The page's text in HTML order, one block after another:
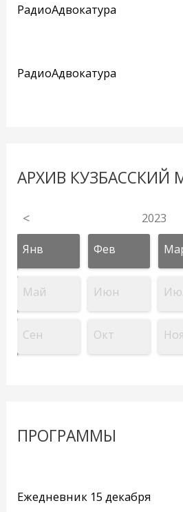
РадиоАдвокатура
РадиоАдвокатура
АРХИВ КУЗБАССКИЙ
< 2023
Янв Фев
Май Июн
Сен Окт Ноя
ПРОГРАММЫ
Ежедневник 15 декабря